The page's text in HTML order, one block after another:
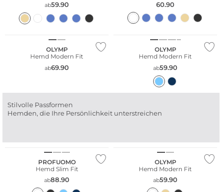
ab59.90 60.90
OLYMP
Hemd Modern Fit
ab69.90
Nachhaltig
OLYMP
Hemd Modern Fit
ab59.90
Stilvolle Passformen
Hemden, die Ihre Persönlichkeit unterstreichen
PROFUOMO
Hemd Slim Fit
ab88.90
OLYMP
Hemd Modern Fit
ab59.90
Große Größen